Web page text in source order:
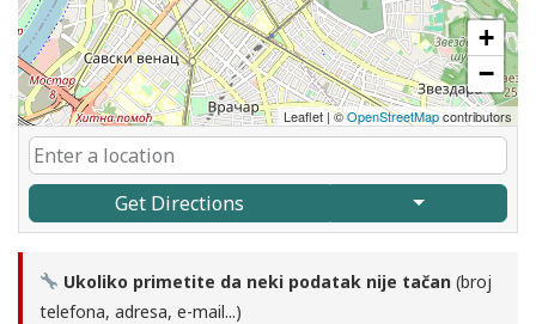
+
−
Leaflet|©OpenStreetMapcontributors
Get Directions
Ukoliko primetite da neki podatak nije tačan(broj
telefona, adresa, e-mail...)